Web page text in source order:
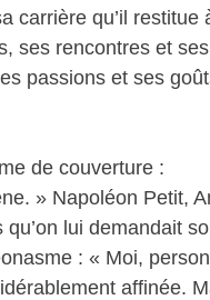
carrière qu’il restitue
ses rencontres et
passions et ses
de couverture :
» Napoléon Petit,
lui demandait
: « Moi,
affinée.